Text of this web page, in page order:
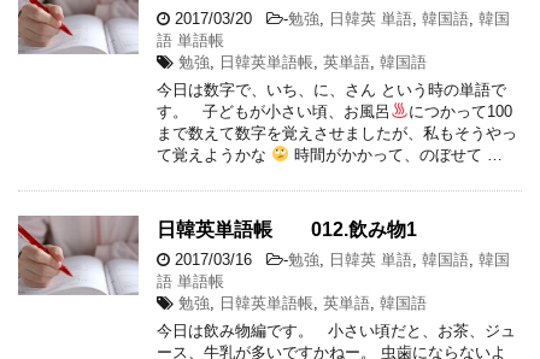
2017/03/20 -勉強 日韓英 単語 韓国語 韓国
語 単語帳
勉強
日韓英単語帳 英単語 韓国語
今日は数字で、いち、に、さん という時の単語で
す。 子どもが小さい頃、お風呂
につかって100
まで数えて数字を覚えさせましたが、私もそうやっ
て覚えようかな
時間がかかって、のぼせて …
日韓英単語帳 012.飲み物1
2017/03/16 -勉強 日韓英 単語 韓国語 韓国
語 単語帳
勉強
日韓英単語帳 英単語 韓国語
今日は飲み物編です。 小さい頃だと、お茶、ジュ
ース、牛乳が多いですかねー。 虫歯にならないよ